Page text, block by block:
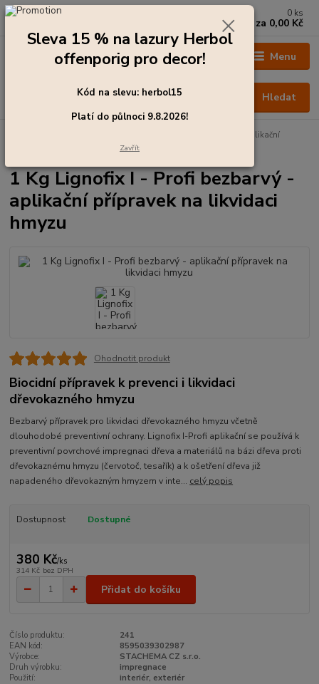
Menu
Hledat
+420 273 136 255
0 ks
za 0,00 Kč
1 Kg Lignofix I - Profi bezbarvý - aplikační
1 Kg Lignofix I - Profi bezbarvý -
aplikační přípravek na likvidaci
hmyzu
Ohodnotit produkt
Biocidní přípravek k prevenci i likvidaci
dřevokazného hmyzu
Bezbarvý přípravek pro likvidaci dřevokazného hmyzu včetně
dlouhodobé preventivní ochrany. Lignofix I-Profi aplikační se používá k
preventivní povrchové impregnaci dřeva a materiálů na bázi dřeva proti
dřevokaznému hmyzu (červotoč, tesařík) a k ošetření dřeva již
napadeného dřevokazným hmyzem v inte... celý popis
Dostupnost Dostupné
380 Kč/ks
314 Kč bez DPH
Přidat do košíku
Číslo produktu:
241
EAN kód:
8595039302987
Výrobce:
STACHEMA CZ s.r.o.
Druh výrobku:
impregnace
Použití:
interiér, exteriér
Sleva 15 % na lazury Herbol
offenporig pro decor!
Kód na slevu: herbol15
Platí do půlnoci 9.8.2026!
Zavřít